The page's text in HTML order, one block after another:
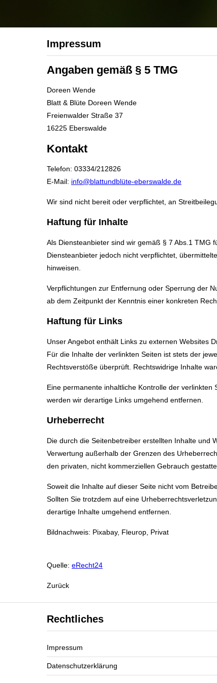
Impressum
Angaben gemäß § 5 TMG
Doreen Wende
Blatt & Blüte Doreen Wende
Freienwalder Straße 37
16225 Eberswalde
Kontakt
Telefon: 03334/212826
E-Mail: info@blattundblüte-eberswalde.de
Wir sind nicht bereit oder verpflichtet, an
Haftung für Inhalte
Als Diensteanbieter sind wir gemäß § 7 Abs.1 TMG
Diensteanbieter jedoch nicht verpflichtet,
hinweisen.
Verpflichtungen zur Entfernung oder Sperrung der
ab dem Zeitpunkt der Kenntnis einer konkreten
Haftung für Links
Unser Angebot enthält Links zu externen Websites
Für die Inhalte der verlinkten Seiten ist stets der
Rechtsverstöße überprüft. Rechtswidrige Inhalte
Eine permanente inhaltliche Kontrolle der
werden wir derartige Links umgehend entfernen.
Urheberrecht
Die durch die Seitenbetreiber erstellten Inhalte und
Verwertung außerhalb der Grenzen des
den privaten, nicht kommerziellen Gebrauch
Soweit die Inhalte auf dieser Seite nicht vom
Sollten Sie trotzdem auf eine
derartige Inhalte umgehend entfernen.
Bildnachweis: Pixabay, Fleurop, Privat
Quelle: eRecht24
Zurück
Rechtliches
Impressum
Datenschutzerklärung